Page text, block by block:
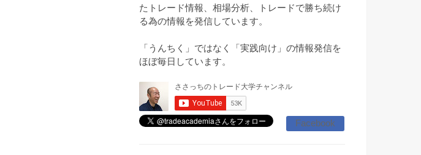
たトレード情報、相場分析、トレードで勝ち続け
る為の情報を発信しています。
「うんちく」ではなく「実践向け」の情報発信を
ほぼ毎日しています。
Facebook